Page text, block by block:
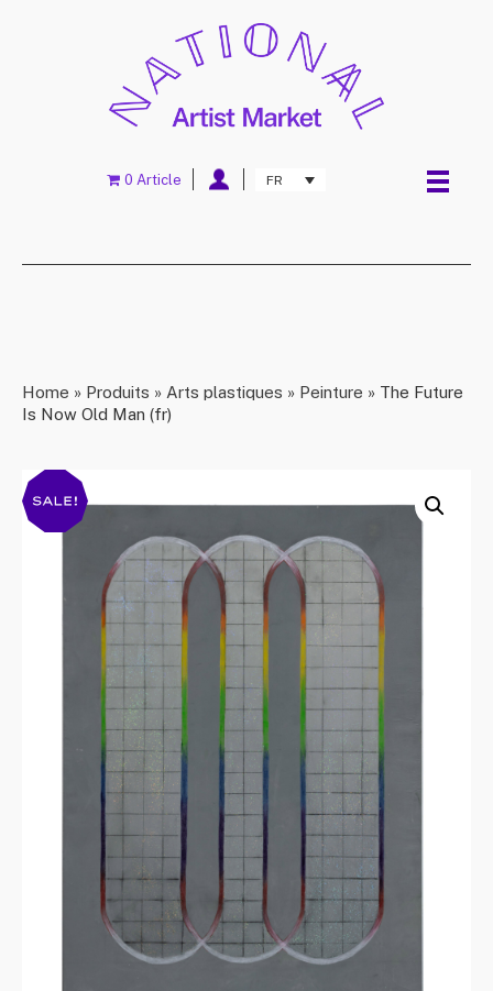
FR
0 Article
Home » Produits » Arts plastiques » Peinture » The Future
Is Now Old Man (fr)